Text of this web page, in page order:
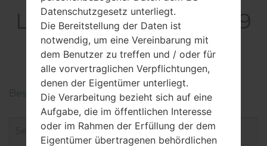
LGE739BKDU(LGE739
BKDU) akaLG
myTouch
Beschreiben Sie die Regionen der LG-Firmwaren
Datenschutzgesetz unterliegt.
Die Bereitstellung der Daten ist
notwendig, um eine Vereinbarung mit
dem Benutzer zu treffen und / oder für
alle vorvertraglichen Verpflichtungen,
denen der Eigentümer unterliegt.
Die Verarbeitung bezieht sich auf eine
Aufgabe, die im öffentlichen Interesse
oder im Rahmen der Erfüllung der dem
Eigentümer übertragenen behördlichen